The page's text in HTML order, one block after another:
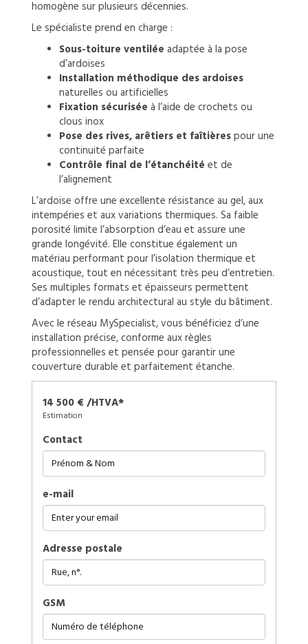
homogène sur plusieurs décennies.
Le spécialiste prend en charge :
Sous-toiture ventilée adaptée à la pose
d’ardoises
Installation méthodique des ardoises
naturelles ou artificielles
Fixation sécurisée à l’aide de crochets ou
clous inox
Pose des rives, arêtiers et faîtièrespour une
continuité parfaite
Contrôle final de l’étanchéité et de
l’alignement
L’ardoise offre une excellente résistance au gel, aux
intempéries et aux variations thermiques. Sa faible
porosité limite l’absorption d’eau et assure une
grande longévité. Elle constitue également un
matériau performant pour l’isolation thermique et
acoustique, tout en nécessitant très peu d’entretien.
Ses multiples formats et épaisseurs permettent
d’adapter le rendu architectural au style du bâtiment.
Avec le réseau MySpecialist, vous bénéficiez d’une
installation précise, conforme aux règles
professionnelles et pensée pour garantir une
couverture durable et parfaitement étanche.
14 500 € /HTVA*
Estimation
Contact
e-mail
Adresse postale
GSM